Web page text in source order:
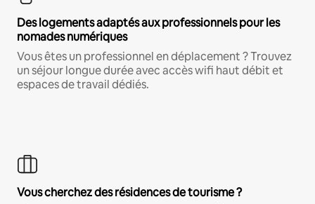
Des logements adaptés aux professionnels pour les
nomades numériques
Vous êtes un professionnel en déplacement ? Trouvez
un séjour longue durée avec accès wifi haut débit et
espaces de travail dédiés.
Vous cherchez des résidences de tourisme ?